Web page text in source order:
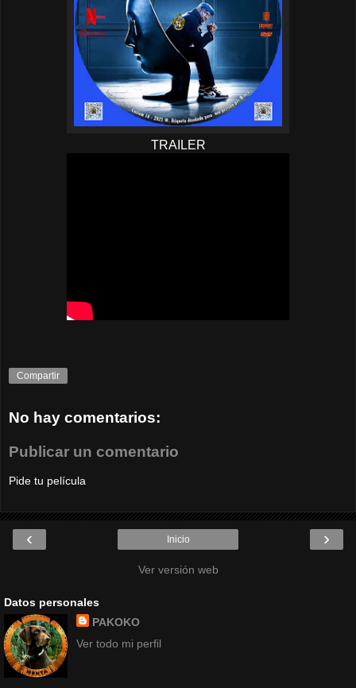
TRAILER
Compartir
No hay comentarios:
Publicar un comentario
Pide tu película
‹ ›
Inicio
Ver versión web
Datos personales
PAKOKO
Ver todo mi perfil